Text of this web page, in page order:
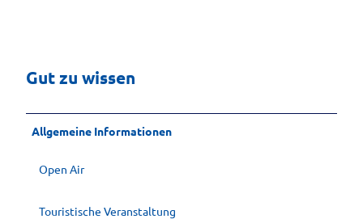
Gut zu wissen
Allgemeine Informationen
Open Air
Touristische Veranstaltung